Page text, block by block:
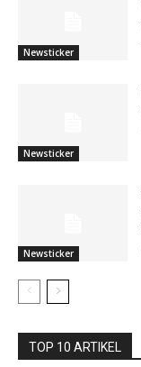
Newsticker
Newsticker
Newsticker
TOP 10 ARTIKEL